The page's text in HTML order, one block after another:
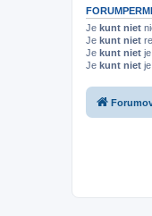
Je kunt niet
Je kunt niet
Je kunt niet
Je kunt niet